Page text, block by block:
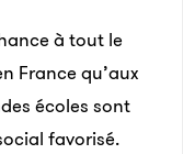
à tout le
France qu’aux
écoles sont
favorisé.